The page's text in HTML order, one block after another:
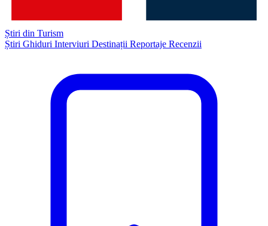
Știri din Turism
Știri Ghiduri Interviuri Destinații Reportaje Recenzii